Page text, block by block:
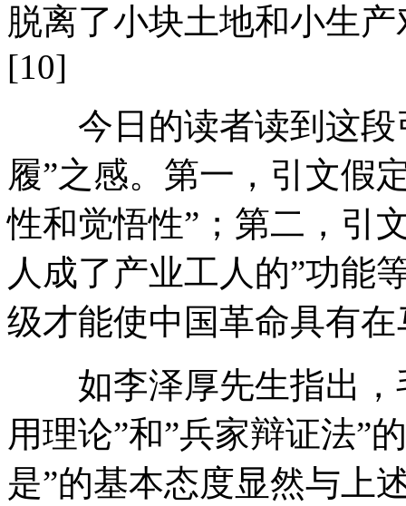
脱离了小块土地和小生
[10]
今日的读者读到这段
履”之感。第一，引文假
性和觉悟性”；第二，引
人成了产业工人的”功能
级才能使中国革命具有
如李泽厚先生指出，
用理论”和”兵家辩证法”
是”的基本态度显然与上